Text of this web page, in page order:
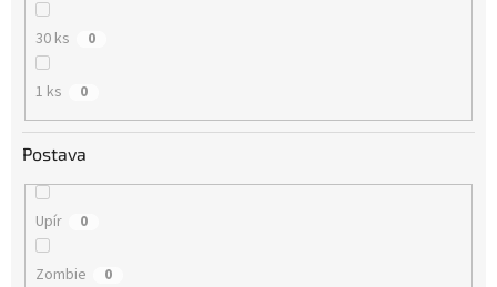
30 ks 0
1 ks 0
Postava
Upír 0
Zombie 0